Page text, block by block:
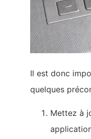
Il est donc
quelques
Mettez à